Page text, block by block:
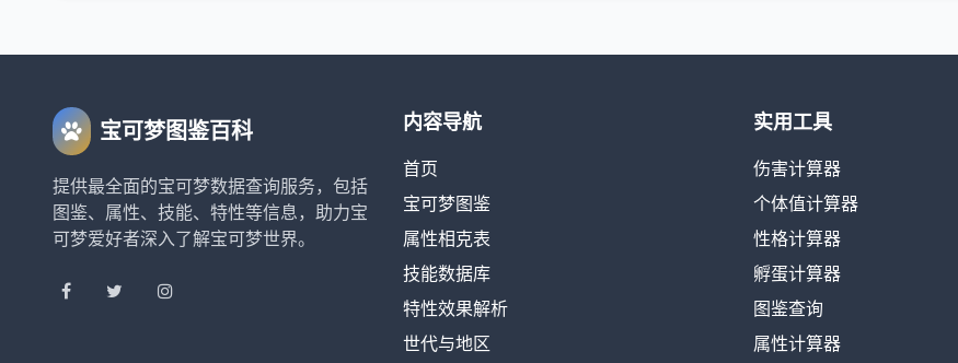
宝可梦图鉴百科
提供最全面的宝可梦数据查询服务，包括
图鉴、属性、技能、特性等信息，助力宝
可梦爱好者深入了解宝可梦世界。
内容导航
首页
宝可梦图鉴
属性相克表
技能数据库
特性效果解析
世代与地区
实用工具
伤害计算器
个体值计算器
性格计算器
孵蛋计算器
图鉴查询
属性计算器